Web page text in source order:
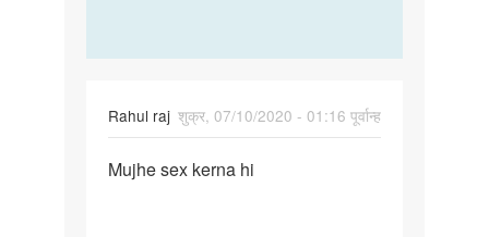
Rahul raj शुक्र, 07/10/2020 - 01:16 पूर्वान्ह
Mujhe
Mujhe sex kerna hi